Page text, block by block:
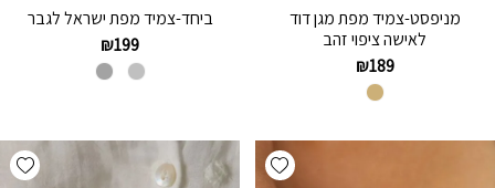
מניפסט-צמיד מפת מגן דוד
לאישה ציפוי זהב
₪189
ביחד-צמיד מפת ישראל לגבר
₪199
Add wishlist